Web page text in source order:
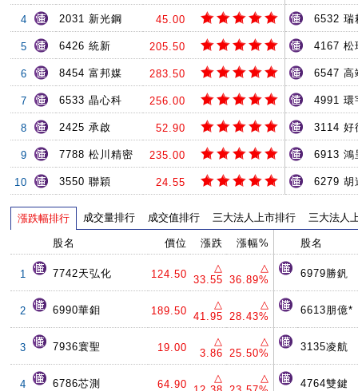
4 2031 新光鋼 45.00
5 6426 統新 205.50
6 8454 富邦媒 283.50
7 6533 晶心科 256.00
8 2425 承啟 52.90
9 7788 松川精密 235.00
10 3550 聯穎 24.55
6532 瑞
4167 松
6547 高
4991 環
3114 好
6913 鴻
6279 胡
漲跌幅排行 成交量排行 成交值排行 三大法人上市排行 三大法人
股名 價位 漲跌 漲幅%
1 7742天弘化 124.50
△
33.55
△
36.89%
2 6990華鉬 189.50
△
41.95
△
28.43%
3 7936寰聖 19.00
△
3.86
△
25.50%
4 6786芯測 64.90
△
△
股名
6979勝釩
6613朋億*
3135凌航
4764雙鍵